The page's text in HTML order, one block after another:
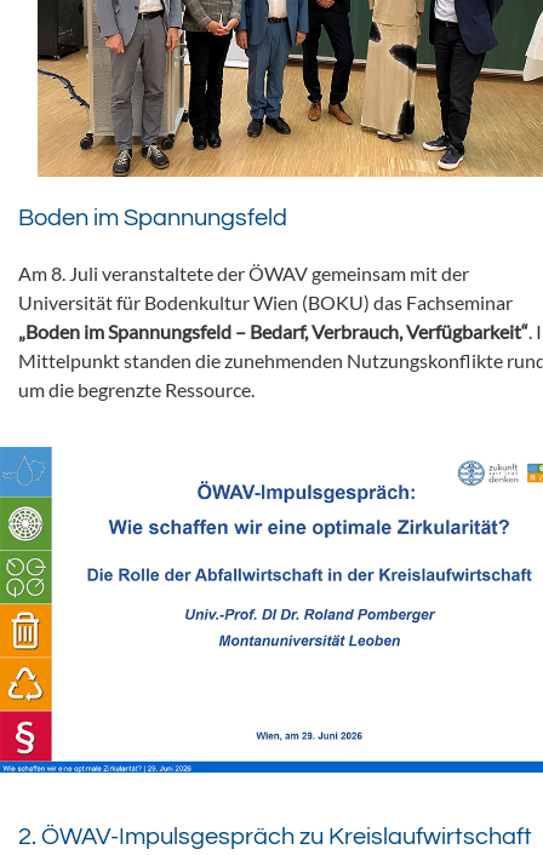
Boden im Spannungsfeld
Am 8. Juli veranstaltete der ÖWAV gemeinsam mit der
Universität für Bodenkultur Wien (BOKU) das Fachseminar
„Boden im Spannungsfeld – Bedarf, Verbrauch, Verfügbarkeit“ .
Mittelpunkt standen die zunehmenden Nutzungskonflikte
um die begrenzte Ressource.
2. ÖWAV-Impulsgespräch zu Kreislaufwirtschaft